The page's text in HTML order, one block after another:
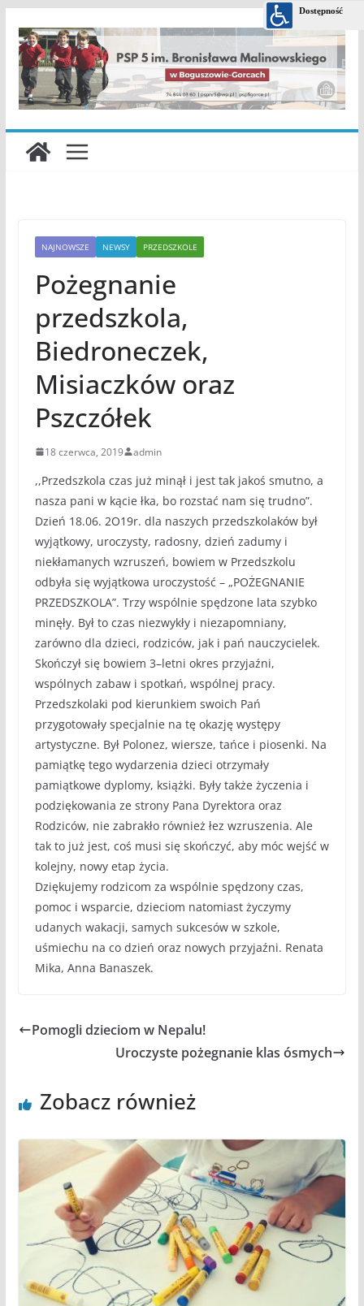
treści
NAJNOWSZE NEWSY PRZEDSZKOLE
Pożegnanie
przedszkola,
Biedroneczek,
Misiaczków oraz
Pszczółek
18 czerwca, 2019 admin
,,Przedszkola czas już minął i jest tak jakoś smutno, a
nasza pani w kącie łka, bo rozstać nam się trudno”.
Dzień 18.06. 2O19r. dla naszych przedszkolaków był
wyjątkowy, uroczysty, radosny, dzień zadumy i
niekłamanych wzruszeń, bowiem w Przedszkolu
odbyła się wyjątkowa uroczystość – „POŻEGNANIE
PRZEDSZKOLA”. Trzy wspólnie spędzone lata szybko
minęły. Był to czas niezwykły i niezapomniany,
zarówno dla dzieci, rodziców, jak i pań nauczycielek.
Skończył się bowiem 3–letni okres przyjaźni,
wspólnych zabaw i spotkań, wspólnej pracy.
Przedszkolaki pod kierunkiem swoich Pań
przygotowały specjalnie na tę okazję występy
artystyczne. Był Polonez, wiersze, tańce i piosenki. Na
pamiątkę tego wydarzenia dzieci otrzymały
pamiątkowe dyplomy, książki. Były także życzenia i
podziękowania ze strony Pana Dyrektora oraz
Rodziców, nie zabrakło również łez wzruszenia. Ale
tak to już jest, coś musi się skończyć, aby móc wejść w
kolejny, nowy etap życia.
Dziękujemy rodzicom za wspólnie spędzony czas,
pomoc i wsparcie, dzieciom natomiast życzymy
udanych wakacji, samych sukcesów w szkole,
uśmiechu na co dzień oraz nowych przyjaźni. Renata
Mika, Anna Banaszek.
Pomogli dzieciom w Nepalu!
Uroczyste pożegnanie klas ósmych
Zobacz również